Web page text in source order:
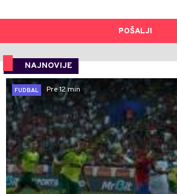
POŠALJI
NAJNOVIJE
FUDBAL
Pre 12 min